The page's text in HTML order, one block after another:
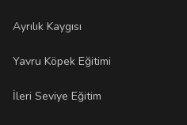
Ayrılık Kaygısı
Yavru Köpek Eğitimi
İleri Seviye Eğitim